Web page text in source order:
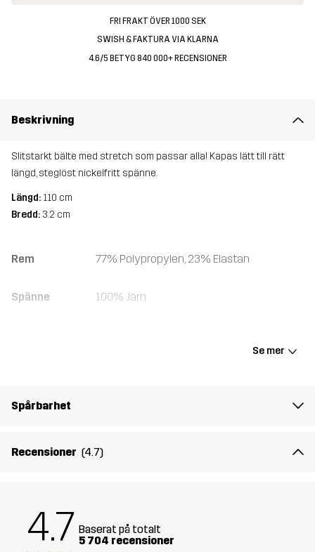
FRI FRAKT ÖVER 1000 SEK
SWISH & FAKTURA VIA KLARNA
4.6/5 BETYG 840 000+ RECENSIONER
Beskrivning
Slitstarkt bälte med stretch som passar alla! Kapas lätt till rätt
längd, steglöst nickelfritt spänne.
Längd: 110 cm
Bredd: 3.2 cm
Rem 77% Polypropylen, 23% Elastan
Spänne 100% Järn
Artikelnummer
Se mer
Spårbarhet
Recensioner (4.7)
4.7 Baserat på totalt
5 704 recensioner